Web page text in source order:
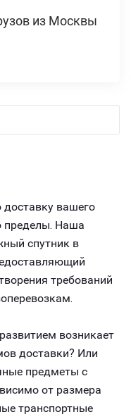
из Москвы
вашего
пределы. Наша
спутник в
требований
возникает
доставки? Или
предметы с
от размера
транспортные